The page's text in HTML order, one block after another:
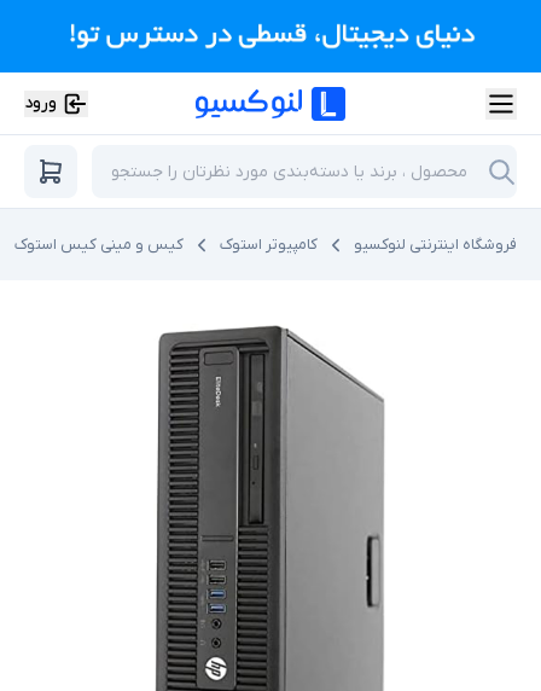
ورود
فروشگاه اینترنتی لنوکسیو کامپیوتر استوک کیس و مینی کیس استوک